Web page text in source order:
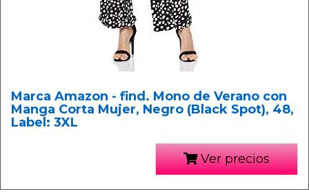
Marca Amazon - find. Mono de Verano con
Manga Corta Mujer, Negro (Black Spot), 48,
Label: 3XL
Ver precios